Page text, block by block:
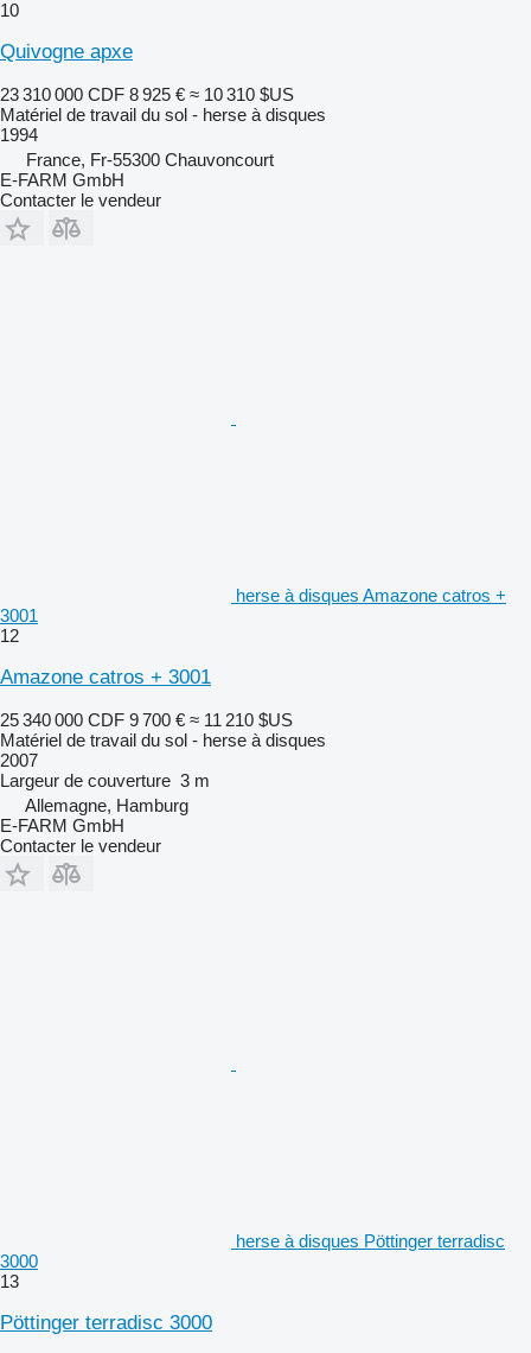
10
Quivogne apxe
23 310 000 CDF 8 925 € ≈ 10 310 $US
Matériel de travail du sol - herse à disques
1994
France, Fr-55300 Chauvoncourt
E-FARM GmbH
Contacter le vendeur
herse à disques Amazone catros +
3001
12
Amazone catros + 3001
25 340 000 CDF 9 700 € ≈ 11 210 $US
Matériel de travail du sol - herse à disques
2007
Largeur de couverture 3 m
Allemagne, Hamburg
E-FARM GmbH
Contacter le vendeur
herse à disques Pöttinger terradisc
3000
13
Pöttinger terradisc 3000